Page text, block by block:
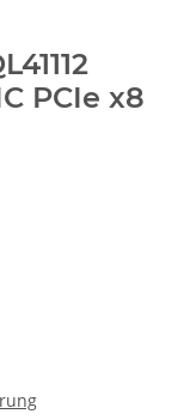
PCIe x8